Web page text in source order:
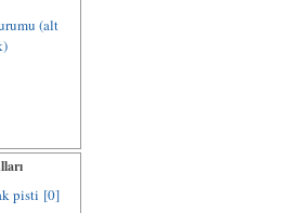
(alt
pisti [0]